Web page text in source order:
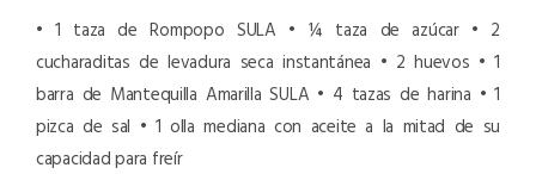
• 1 taza de Rompopo SULA • ¼ taza de azúcar • 2
cucharaditas de levadura seca instantánea • 2 huevos • 1
barra de Mantequilla Amarilla SULA • 4 tazas de harina • 1
pizca de sal • 1 olla mediana con aceite a la mitad de su
capacidad para freír